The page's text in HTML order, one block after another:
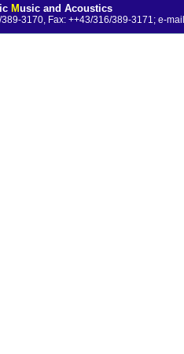
Music and Acoustics
3170, Fax: ++43/316/389-3171; e-